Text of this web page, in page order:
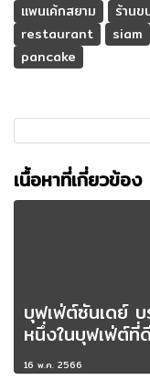
แพนเค้กสยาม
ร้านข
restaurant
siam
pancake
เนื้อหาที่เกี่ยวข้อง
บุฟเฟ่ต์ซันเดย์ บ
หนึ่งในบุฟเฟ่ต์ที่
16 พ.ค. 2566